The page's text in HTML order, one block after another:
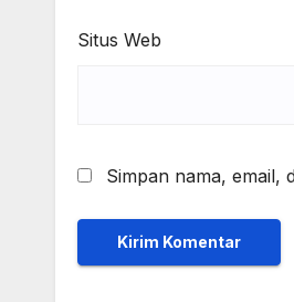
Situs Web
Simpan nama, email,